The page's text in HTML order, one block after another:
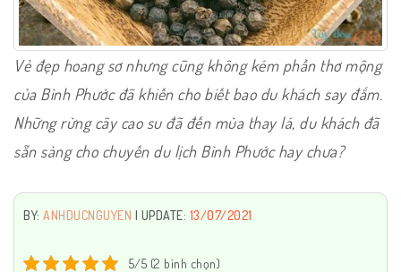
Vẻ đẹp hoang sơ nhưng cũng không kém phần thơ mộng
của Bình Phước đã khiến cho biết bao du khách say đắm.
Những rừng cây cao su đã đến mùa thay lá, du khách đã
sẵn sàng cho chuyến du lịch Bình Phước hay chưa?
BY: ANHDUCNGUYEN | UPDATE: 13/07/2021
5/5 (2 bình chọn)